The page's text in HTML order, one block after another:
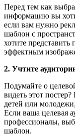
Перед тем как
информацию вы
если вам нужно
шаблон с
хотите
эффектным
2. Учтите
Подумайте о
видеть этот
детей или
Если ваша целевая
профессионалы,
шаблон.